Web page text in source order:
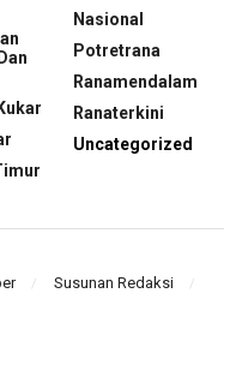
Nasional
Potretrana
Ranamendalam
Ranaterkini
Uncategorized
Susunan Redaksi